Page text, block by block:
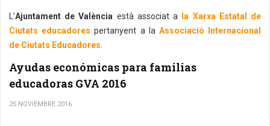
L’Ajuntament de València està associat a la Xarxa Estatal de
Ciutats educadores pertanyent a la Associació Internacional
de Ciutats Educadores
Ayudas económicas para familias
educadoras GVA 2016
25 NOVIEMBRE 2016